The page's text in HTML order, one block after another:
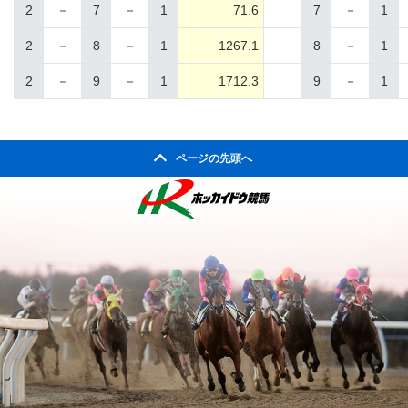
2 － 7 － 1 71.6 7 － 1
2 － 8 － 1 1267.1 8 － 1
2 － 9 － 1 1712.3 9 － 1
ページの先頭へ